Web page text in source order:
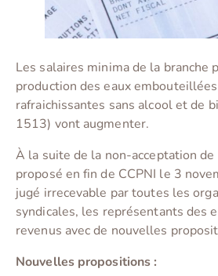
Les salaires minima de la branche
production des eaux
rafraichissantes sans alcool et de
1513) vont augmenter.
À la suite de la non-acceptation de
proposé en fin de CCPNI le 3
jugé irrecevable par toutes les
syndicales, les représentants des
revenus avec de nouvelles
Nouvelles propositions :